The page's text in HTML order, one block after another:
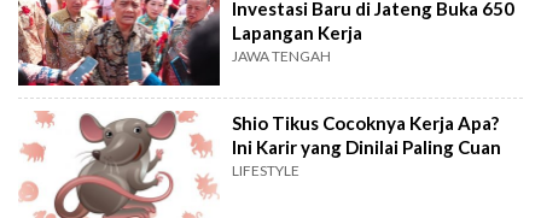
Investasi Baru di Jateng Buka 650
Lapangan Kerja
JAWA TENGAH
Shio Tikus Cocoknya Kerja Apa?
Ini Karir yang Dinilai Paling Cuan
LIFESTYLE